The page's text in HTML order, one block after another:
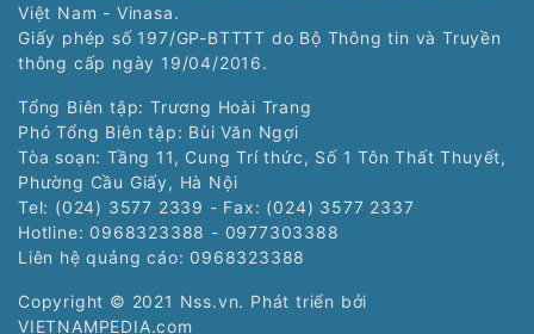
Việt Nam - Vinasa.
Giấy phép số 197/GP-BTTTT do Bộ Thông tin và Truyền
thông cấp ngày 19/04/2016.
Tổng Biên tập: Trương Hoài Trang
Phó Tổng Biên tập: Bùi Văn Ngợi
Tòa soạn: Tầng 11, Cung Trí thức, Số 1 Tôn Thất Thuyết,
Phường Cầu Giấy, Hà Nội
Tel: (024) 3577 2339 - Fax: (024) 3577 2337
Hotline: 0968323388 - 0977303388
Liên hệ quảng cáo: 0968323388
Copyright © 2021 Nss.vn. Phát triển bởi
VIETNAMPEDIA.com